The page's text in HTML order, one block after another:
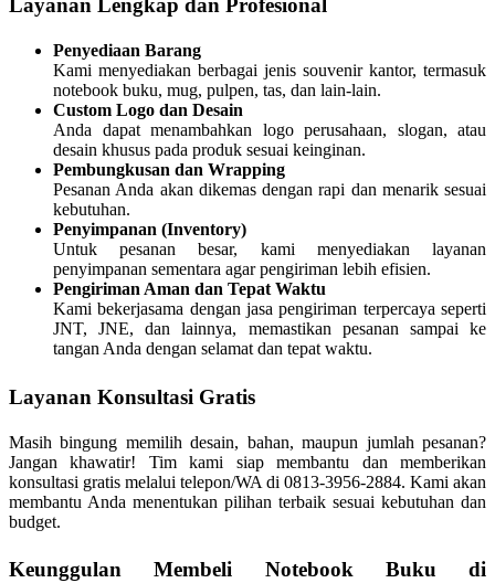
Layanan Lengkap dan Profesional
Penyediaan Barang
Kami menyediakan berbagai jenis souvenir kantor, termasuk
notebook buku, mug, pulpen, tas, dan lain-lain.
Custom Logo dan Desain
Anda dapat menambahkan logo perusahaan, slogan, atau
desain khusus pada produk sesuai keinginan.
Pembungkusan dan Wrapping
Pesanan Anda akan dikemas dengan rapi dan menarik sesuai
kebutuhan.
Penyimpanan (Inventory)
Untuk pesanan besar, kami menyediakan layanan
penyimpanan sementara agar pengiriman lebih efisien.
Pengiriman Aman dan Tepat Waktu
Kami bekerjasama dengan jasa pengiriman terpercaya seperti
JNT, JNE, dan lainnya, memastikan pesanan sampai ke
tangan Anda dengan selamat dan tepat waktu.
Layanan Konsultasi Gratis
Masih bingung memilih desain, bahan, maupun jumlah pesanan?
Jangan khawatir! Tim kami siap membantu dan memberikan
konsultasi gratis melalui telepon/WA di 0813-3956-2884. Kami akan
membantu Anda menentukan pilihan terbaik sesuai kebutuhan dan
budget.
Keunggulan Membeli Notebook Buku di